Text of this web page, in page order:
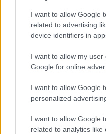
I want to allow Google
related to advertising
device identifiers in
I want to allow my
Google for online
I want to allow Google
personalized
I want to allow Google
related to analytics like
majd nyilván a B-terv, hogy
Mészárosnak, vagy
magántulajdon lett az állami
megfelelő embernél”.
előnyeit sem látják
TOVÁBB OLVASOM
Magyarország államosítás ,